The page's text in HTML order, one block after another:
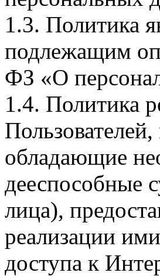
1.3. Политика
подлежащим
ФЗ «О
1.4. Политика
обладающие
дееспособные
лица),
реализации
доступа к